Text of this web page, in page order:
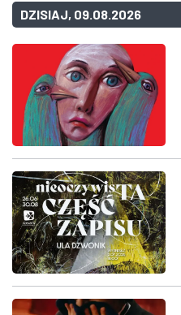
DZISIAJ, 09.08.2026